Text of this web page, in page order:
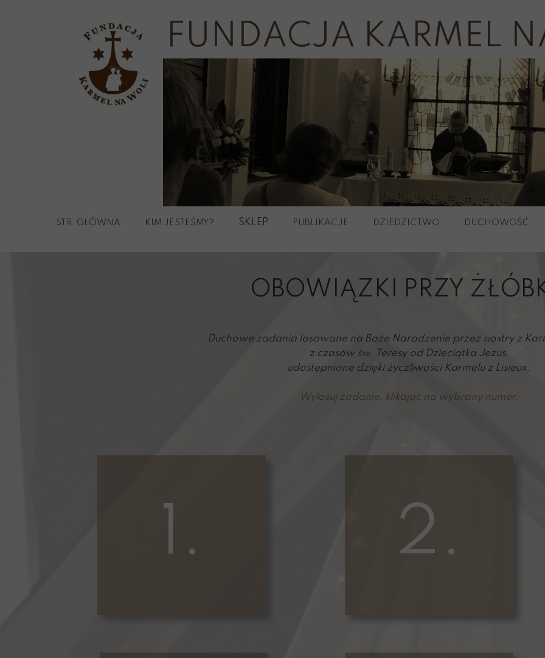
2.
1.
Duchowe zadania losowane na Boże Narodzenie przez siostry z
z czasów św. Teresy od Dzieciątka Jezus,
udostępnione dzięki życzliwości Karmelu z Lisieux.
Wylosuj zadanie, klikając na wybrany numer.
OBOWIĄZKI PRZY
FUNDACJA KARMEL
STR. GŁÓWNA KIM JESTEŚMY? SKLEP
Różańce
PUBLIKACJE DZIEDZICTWO
Wystawy
Ogród Karmelu
DUCHOWOŚĆ
Matka
M. Teresa